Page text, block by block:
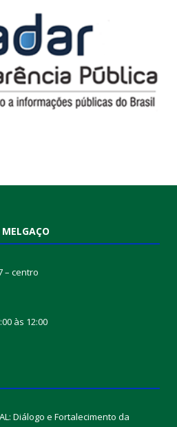
– centro
às 12:00
Diálogo e Fortalecimento da